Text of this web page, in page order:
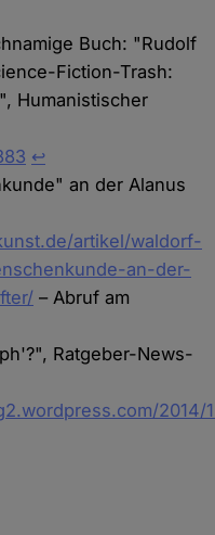
Buch: "Rudolf
Fiction-Trash:
Humanistischer
↩︎
an der Alanus
artikel/waldorf-
an-der-
– Abruf am
Ratgeber-News-
2014/